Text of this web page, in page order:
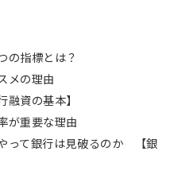
の指標とは？
メの理由
資の基本】
が重要な理由
って銀行は見破るのか 【銀